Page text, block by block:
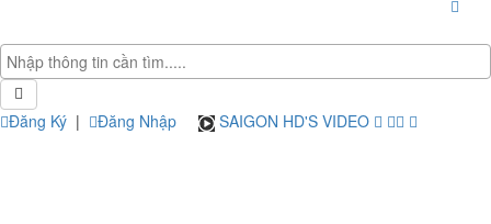
Đăng Ký | Đăng Nhập SAIGON HD'S VIDEO